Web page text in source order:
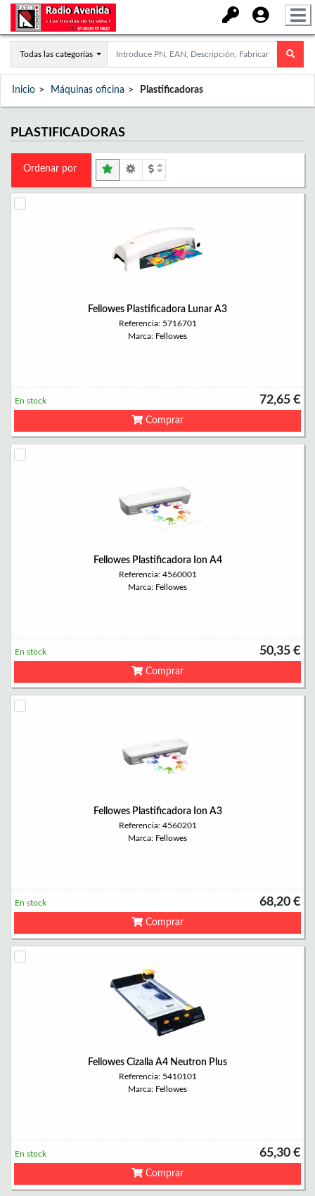
Todas las categorías
Inicio Máquinas oficina Plastificadoras
PLASTIFICADORAS
Ordenar por
Fellowes Plastificadora Lunar A3
Referencia: 5716701
Marca: Fellowes
72,65 €
En stock
Comprar
Fellowes Plastificadora Ion A4
Referencia: 4560001
Marca: Fellowes
50,35 €
En stock
Comprar
Fellowes Plastificadora Ion A3
Referencia: 4560201
Marca: Fellowes
68,20 €
En stock
Comprar
Fellowes Cizalla A4 Neutron Plus
Referencia: 5410101
Marca: Fellowes
65,30 €
En stock
Comprar